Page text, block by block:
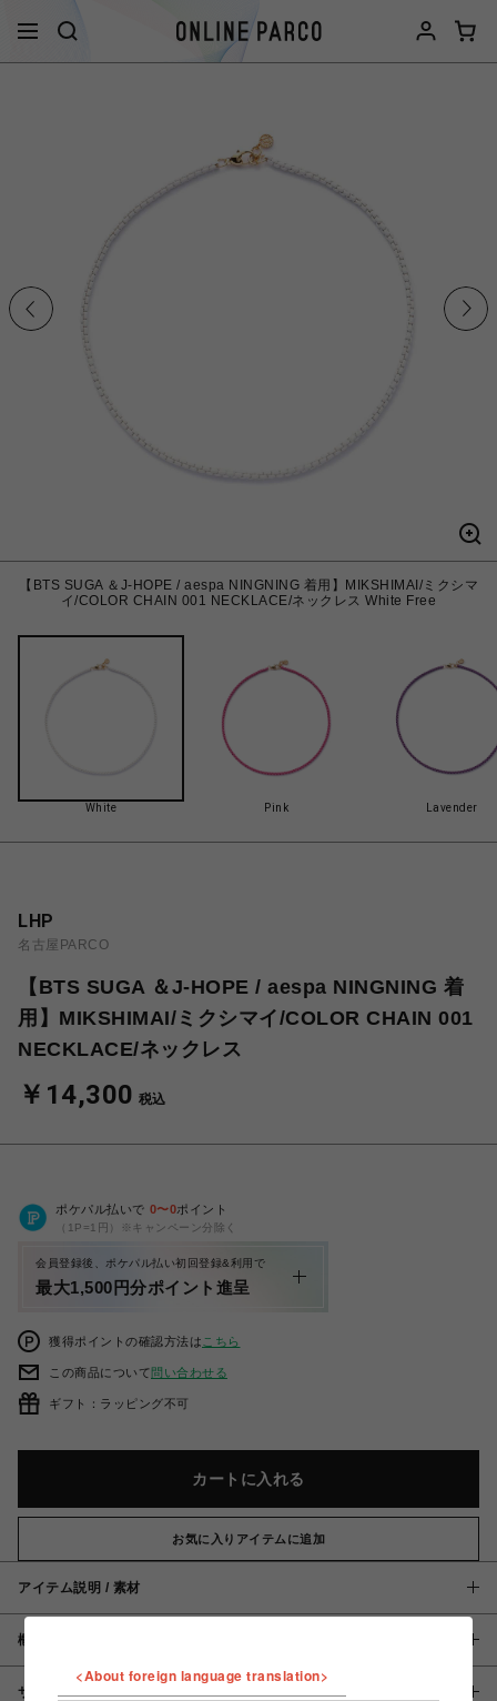
【BTS SUGA ＆J-HOPE / aespa NINGNING 着用】MIKSHIMAI/ミクシマ
イ/COLOR CHAIN 001 NECKLACE/ネックレス White Free
White Pink Lavender
LHP
名古屋PARCO
【BTS SUGA ＆J-HOPE / aespa NINGNING 着
用】MIKSHIMAI/ミクシマイ/COLOR CHAIN 001
NECKLACE/ネックレス
￥14,300 税込
ポケパル払いで 0〜0ポイント
（1P=1円）※キャンペーン分除く
会員登録後、ポケパル払い初回登録&利用で
最大1,500円分ポイント進呈
獲得ポイントの確認方法は こちら
この商品について問い合わせる
ギフト：ラッピング不可
カートに入れる
お気に入りアイテムに追加
アイテム説明 / 素材
概要
サイズ
<About foreign language translation>